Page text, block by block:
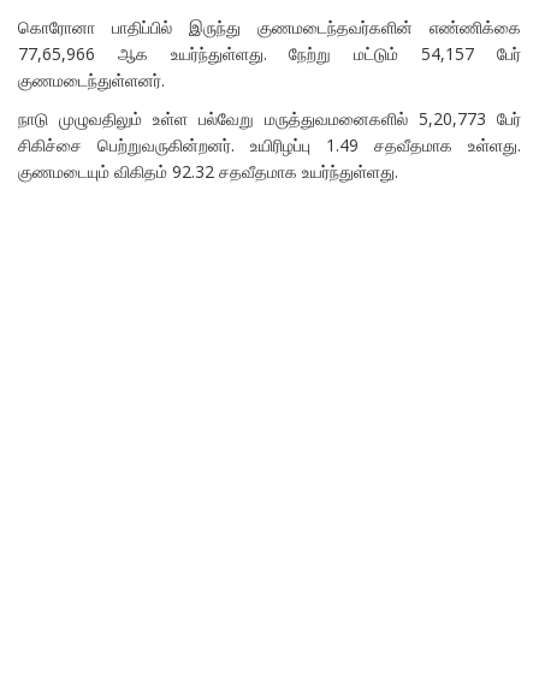
கொரோனா பாதிப்பில் இருந்து குணமடைந்தவர்களின் எண்ணிக்கை
77,65,966 ஆக உயர்ந்துள்ளது. நேற்று மட்டும் 54,157 பேர்
குணமடைந்துள்ளனர்.
நாடு முழுவதிலும் உள்ள பல்வேறு மருத்துவமனைகளில் 5,20,773 பேர்
சிகிச்சை பெற்றுவருகின்றனர். உயிரிழப்பு 1.49 சதவீதமாக உள்ளது.
குணமடையும் விகிதம் 92.32 சதவீதமாக உயர்ந்துள்ளது.